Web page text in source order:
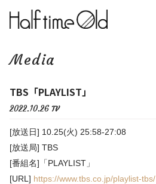
Media
TBS「PLAYLIST」
2022.10.26 TV
[放送日] 10.25(火) 25:58-27:08
[放送局] TBS
[番組名]「PLAYLIST」
[URL] https://www.tbs.co.jp/playlist-tbs/